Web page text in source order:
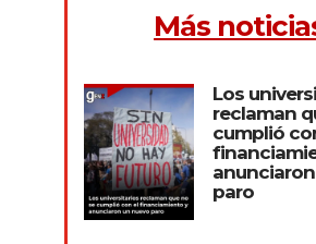
Más
Los
reclaman
cumplió
paro